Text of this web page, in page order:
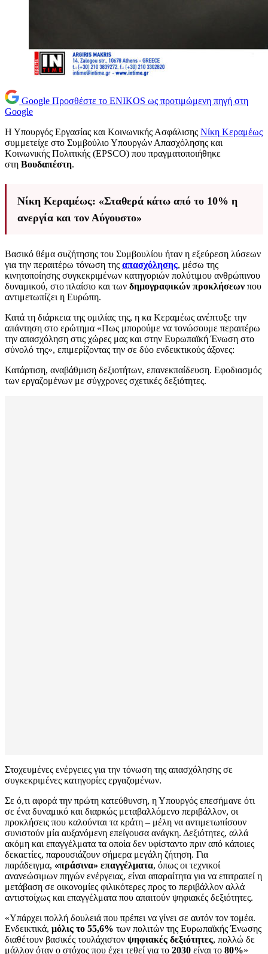
Google Προσθέστε το ENIKOS ως προτιμώμενη πηγή στη
Google
Η Υπουργός Εργασίας και Κοινωνικής Ασφάλισης Νίκη Κεραμέως
συμμετείχε στο Συμβούλιο Υπουργών Απασχόλησης και
Κοινωνικής Πολιτικής (EPSCO) που πραγματοποιήθηκε
στη Βουδαπέστη.
Νίκη Κεραμέως: «Σταθερά κάτω από το 10% η
ανεργία και τον Αύγουστο»
Βασικό θέμα συζήτησης του Συμβουλίου ήταν η εξεύρεση λύσεων
για την περαιτέρω τόνωση της απασχόλησης, μέσω της
κινητοποίησης συγκεκριμένων κατηγοριών πολύτιμου ανθρώπινου
δυναμικού, στο πλαίσιο και των δημογραφικών προκλήσεων που
αντιμετωπίζει η Ευρώπη.
Κατά τη διάρκεια της ομιλίας της, η κα Κεραμέως ανέπτυξε την
απάντηση στο ερώτημα «Πως μπορούμε να τονώσουμε περαιτέρω
την απασχόληση στις χώρες μας και στην Ευρωπαϊκή Ένωση στο
σύνολό της», επιμερίζοντας την σε δύο ενδεικτικούς άξονες:
Κατάρτιση, αναβάθμιση δεξιοτήτων, επανεκπαίδευση. Εφοδιασμός
των εργαζομένων με σύγχρονες σχετικές δεξιότητες.
Στοχευμένες ενέργειες για την τόνωση της απασχόλησης σε
συγκεκριμένες κατηγορίες εργαζομένων.
Σε ό,τι αφορά την πρώτη κατεύθυνση, η Υπουργός επεσήμανε ότι
σε ένα δυναμικό και διαρκώς μεταβαλλόμενο περιβάλλον, οι
προκλήσεις που καλούνται τα κράτη – μέλη να αντιμετωπίσουν
συνιστούν μία αυξανόμενη επείγουσα ανάγκη. Δεξιότητες, αλλά
ακόμη και επαγγέλματα τα οποία δεν υφίσταντο πριν από κάποιες
δεκαετίες, παρουσιάζουν σήμερα μεγάλη ζήτηση. Για
παράδειγμα, «πράσινα» επαγγέλματα, όπως οι τεχνικοί
ανανεώσιμων πηγών ενέργειας, είναι απαραίτητα για να επιτραπεί η
μετάβαση σε οικονομίες φιλικότερες προς το περιβάλλον αλλά
αντιστοίχως και επαγγέλματα που απαιτούν ψηφιακές δεξιότητες.
«Υπάρχει πολλή δουλειά που πρέπει να γίνει σε αυτόν τον τομέα.
Ενδεικτικά, μόλις το 55,6% των πολιτών της Ευρωπαϊκής Ένωσης
διαθέτουν βασικές τουλάχιστον ψηφιακές δεξιότητες, πολλώ δε
μάλλον όταν ο στόχος που έχει τεθεί για το 2030 είναι το 80%»